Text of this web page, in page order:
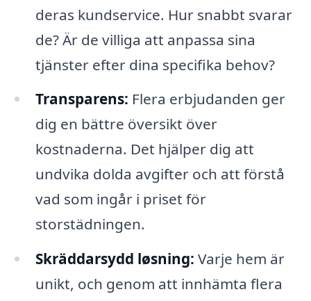
deras kundservice. Hur snabbt svarar
de? Är de villiga att anpassa sina
tjänster efter dina specifika behov?
Transparens: Flera erbjudanden ger
dig en bättre översikt över
kostnaderna. Det hjälper dig att
undvika dolda avgifter och att förstå
vad som ingår i priset för
storstädningen.
Skräddarsydd løsning: Varje hem är
unikt, och genom att innhämta flera